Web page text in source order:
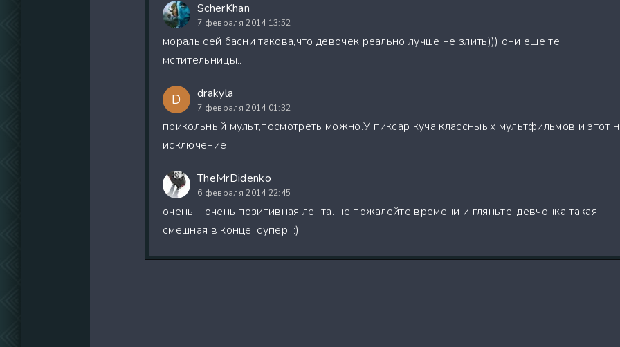
ScherKhan
7 февраля 2014 13:52
мораль сей басни такова,что девочек реально лучше не злить))) они еще те
мстительницы..
D drakyla
7 февраля 2014 01:32
прикольный мульт,посмотреть можно.У пиксар куча классныых мультфильмов и этот
исключение
TheMrDidenko
6 февраля 2014 22:45
очень - очень позитивная лента. не пожалейте времени и гляньте. девчонка такая
смешная в конце. супер. :)